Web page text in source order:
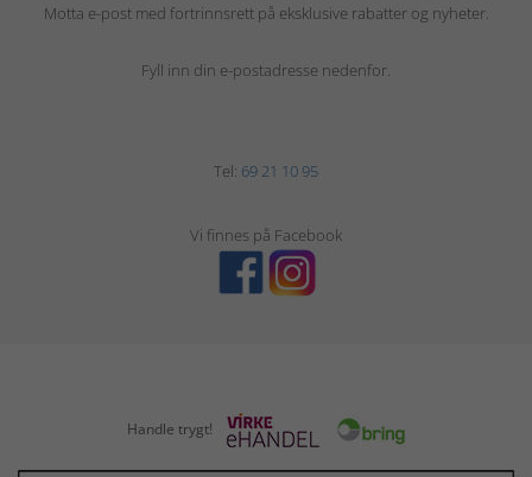
Motta e-post med fortrinnsrett på eksklusive rabatter og nyheter.
Fyll inn din e-postadresse nedenfor.
Tel: 69 21 10 95
Vi finnes på Facebook
Handle trygt!